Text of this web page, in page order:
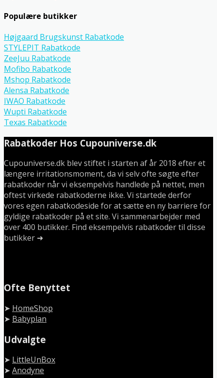
Populære butikker
Højgaard Brugskunst Rabatkode
STYLEPIT Rabatkode
ZeeJuu Rabatkode
Mofibo Rabatkode
Mshop Rabatkode
Alensa Rabatkode
IWAO Rabatkode
Wupti Rabatkode
Texas Rabatkode
Rabatkoder Hos Cupouniverse.dk
Cupouniverse.dk blev stiftet i starten af år 2018 efter et
længere irritationsmoment, da vi selv ofte søgte efter
rabatkoder når vi eksempelvis handlede på nettet, men
oftest virkede rabatkoderne ikke. Vi startede derfor
vores egen rabatkodeside for at sætte en ny barriere for
gyldige rabatkoder på et site. Vi sammenarbejder med
over 400 butikker. Find eksempelvis rabatkoder til disse
butikker ➜
Ofte Benyttet
➤ HomeShop
➤ Babyplan
Udvalgte
➤ LittleUnBox
➤ Anodyne